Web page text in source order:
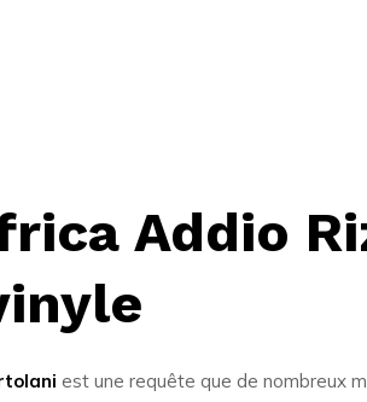
Addio
est une requête que de nombreux